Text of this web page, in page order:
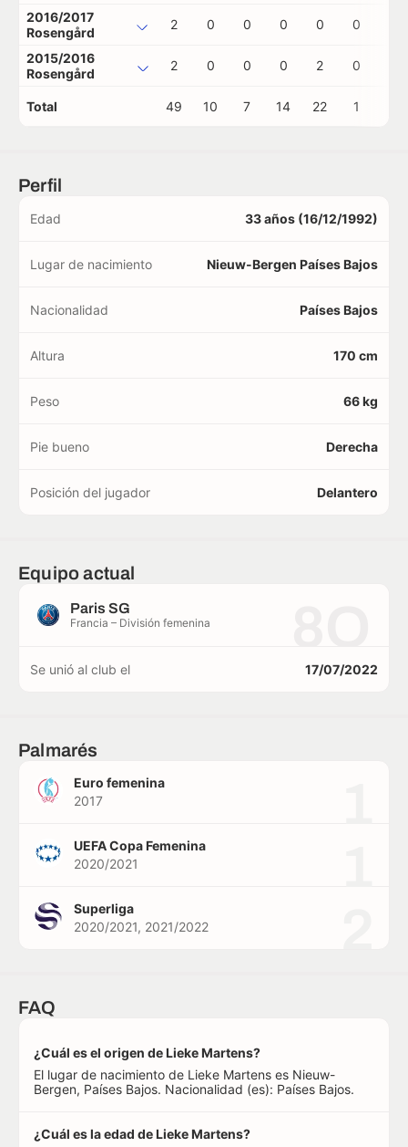
2016/2017
Rosengård
2 0 0 0 0 0
2015/2016
Rosengård
2 0 0 0 2 0
Total 49 10 7 14 22 1
Perfil
Edad 33 años (16/12/1992)
Lugar de nacimiento Nieuw-Bergen Países Bajos
Nacionalidad Países Bajos
Altura 170 cm
Peso 66 kg
Pie bueno Derecha
Posición del jugador Delantero
Equipo actual
Paris SG
Francia – División femenina
Se unió al club el 17/07/2022
Palmarés
Euro femenina
2017
UEFA Copa Femenina
2020/2021
Superliga
2020/2021, 2021/2022
FAQ
¿Cuál es el origen de Lieke Martens?
El lugar de nacimiento de Lieke Martens es Nieuw-
Bergen, Países Bajos. Nacionalidad (es): Países Bajos.
¿Cuál es la edad de Lieke Martens?